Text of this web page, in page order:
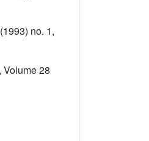
(1993) no. 1,
, Volume 28